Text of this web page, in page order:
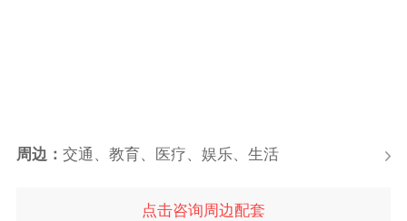
周边： 交通、教育、医疗、娱乐、生活
点击咨询周边配套